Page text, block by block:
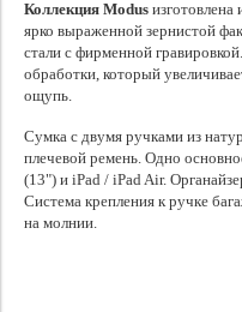
Коллекция Modus изготовлена
ярко выраженной зернистой
стали с фирменной
обработки, который
ощупь.
Cумка с двумя ручками из
плечевой ремень. Одно
(13") и iPad / iPad Air.
Система крепления к ручке
на молнии.